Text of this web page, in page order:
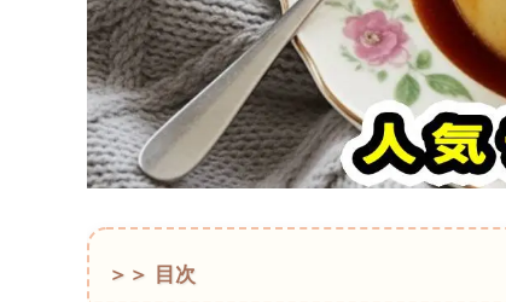
＞＞ 目次